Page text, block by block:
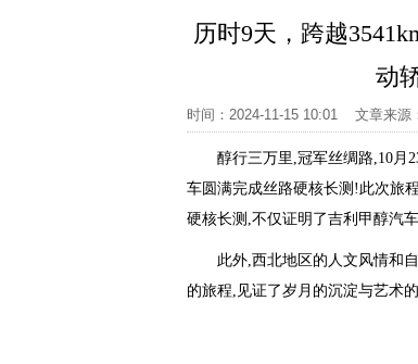
历时9天，跨越
动
时间：2024-11-15 10:01 文章
醇行三万里,冠军丝绸路,10月
车圆满完成丝路硬核长测!此次旅
硬核长测,不仅证明了吉利甲醇汽
此外,西北地区的人文风情和
的旅程,见证了岁月的沉淀与艺术